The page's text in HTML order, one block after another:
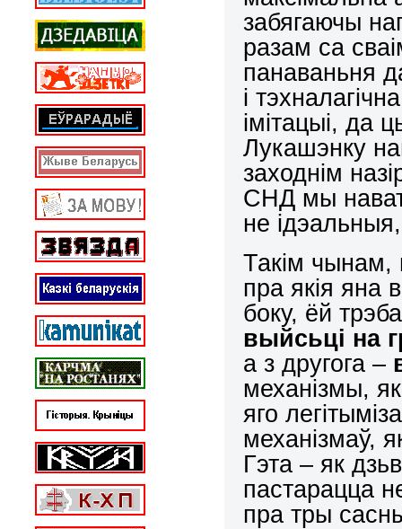
забягаючы
разам са
панаваньня
і
імітацыі, да
Лукашэнку
заходнім
СНД мы
не
Такім чынам,
пра якія яна
боку, ёй
выйсьці на
а з другога –
механізмы,
яго
механізмаў,
Гэта – як
пастарацца
пра тры